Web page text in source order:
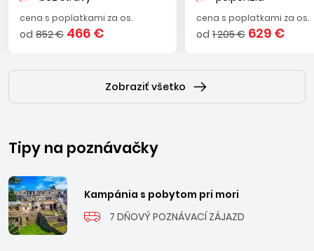
cena s poplatkami za os.
od 852 € 466 €
cena s poplatkami za os.
od 1 205 € 629 €
Zobraziť všetko
Tipy na poznávačky
Kampánia s pobytom pri mori
7 DŇOVÝ POZNÁVACÍ ZÁJAZD